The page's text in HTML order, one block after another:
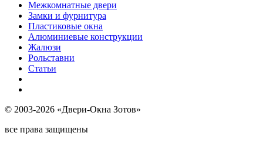
Межкомнатные двери
Замки и фурнитура
Пластиковые окна
Алюминиевые конструкции
Жалюзи
Рольставни
Статьи
© 2003-2026 «Двери-Окна Зотов»
все права защищены